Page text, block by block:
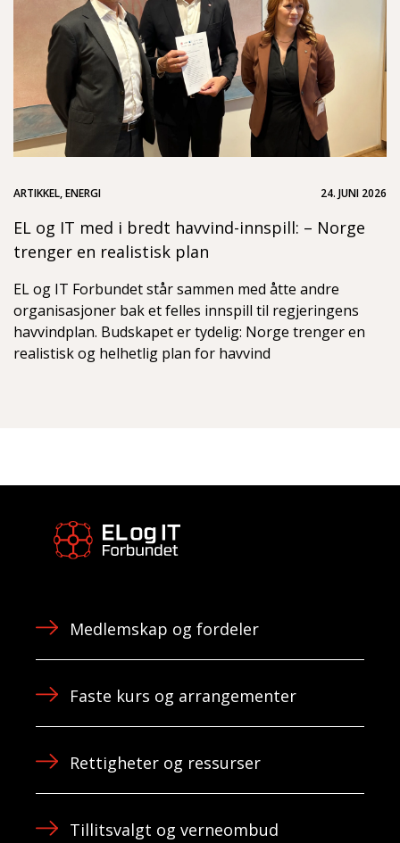
ARTIKKEL, ENERGI 24. JUNI 2026
EL og IT med i bredt havvind-innspill: – Norge
trenger en realistisk plan
EL og IT Forbundet står sammen med åtte andre
organisasjoner bak et felles innspill til regjeringens
havvindplan. Budskapet er tydelig: Norge trenger en
realistisk og helhetlig plan for havvind
Medlemskap og fordeler
Faste kurs og arrangementer
Rettigheter og ressurser
Tillitsvalgt og verneombud